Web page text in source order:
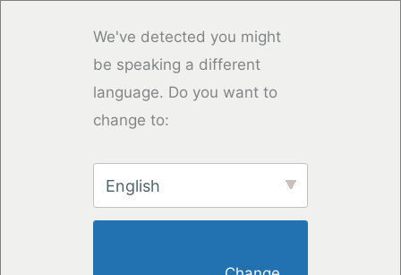
We've detected you might
be speaking a different
language. Do you want to
change to:
English